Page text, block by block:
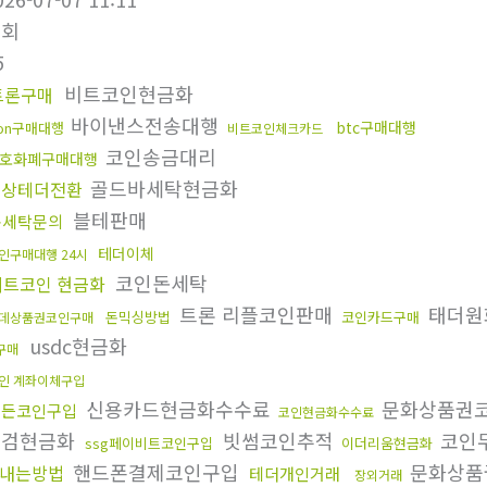
구매 비트코인현금화
구매대행 바이낸스전송대행 비트코인체크카드
btc구매대행
화폐구매대행 코인송금대리
테더전환 골드바세탁현금화
탁문의 블테판매
구매대행 24시 테더이체
코인 현금화 코인돈세탁
상품권코인구매 돈믹싱방법 트론 리플코인판매 코인카드구매 태더
매 usdc현금화
계좌이체구입
코인구입 신용카드현금화수수료 코인현금화수수료 문화상품권
현금화 ssg페이비트코인구입 빗썸코인추적 이더리움현금화 코인
는방법 핸드폰결제코인구입 테더개인거래 장외거래 문화상